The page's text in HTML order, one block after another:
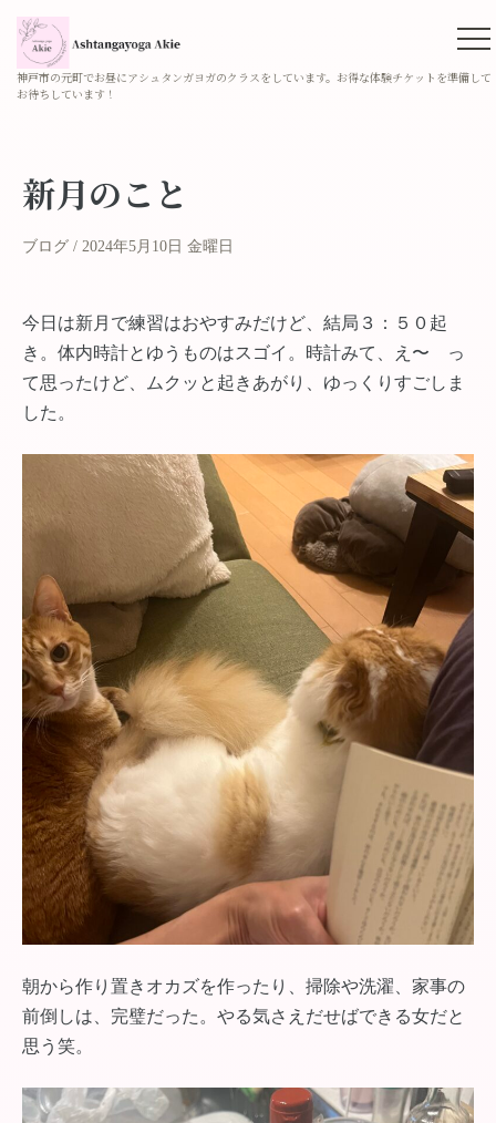
神戸市の元町でお昼にアシュタンガヨガのクラスをしています。お得な体験チケットを準備して
お待ちしています！
新月のこと
ブログ 2024年5月10日 金曜日
今日は新月で練習はおやすみだけど、結局３：５０起
き。体内時計とゆうものはスゴイ。時計みて、え〜 っ
て思ったけど、ムクッと起きあがり、ゆっくりすごしま
した。
朝から作り置きオカズを作ったり、掃除や洗濯、家事の
前倒しは、完璧だった。やる気さえだせばできる女だと
思う笑。